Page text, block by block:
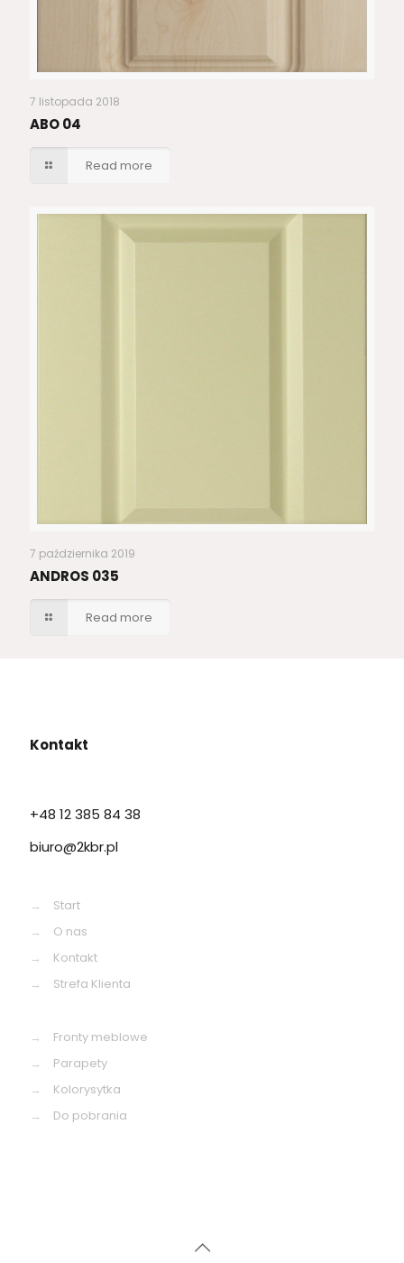
7 listopada 2018
ABO 04
Read more
7 października 2019
ANDROS 035
Read more
Kontakt
+48 12 385 84 38
biuro@2kbr.pl
→
Start
→
O nas
→
Kontakt
→
Strefa Klienta
→
Fronty meblowe
→
Parapety
→
Kolorysytka
→
Do pobrania